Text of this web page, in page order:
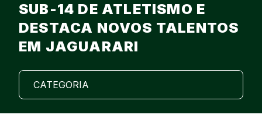
SUB-14 DE ATLETISMO E
DESTACA NOVOS TALENTOS
EM JAGUARARI
CATEGORIA